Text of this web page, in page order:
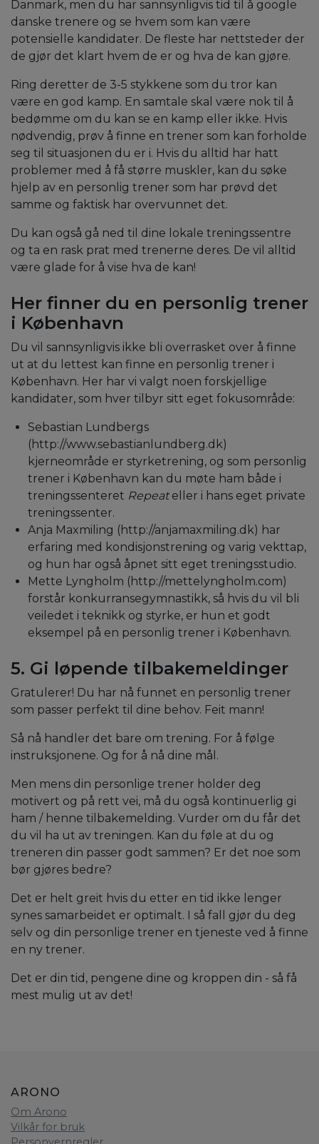
Danmark, men du har sannsynligvis tid til å google
danske trenere og se hvem som kan være
potensielle kandidater. De fleste har nettsteder der
de gjør det klart hvem de er og hva de kan gjøre.
Ring deretter de 3-5 stykkene som du tror kan
være en god kamp. En samtale skal være nok til å
bedømme om du kan se en kamp eller ikke. Hvis
nødvendig, prøv å finne en trener som kan forholde
seg til situasjonen du er i. Hvis du alltid har hatt
problemer med å få større muskler, kan du søke
hjelp av en personlig trener som har prøvd det
samme og faktisk har overvunnet det.
Du kan også gå ned til dine lokale treningssentre
og ta en rask prat med trenerne deres. De vil alltid
være glade for å vise hva de kan!
Her finner du en personlig trener
i København
Du vil sannsynligvis ikke bli overrasket over å finne
ut at du lettest kan finne en personlig trener i
København. Her har vi valgt noen forskjellige
kandidater, som hver tilbyr sitt eget fokusområde:
Sebastian Lundbergs
(http://www.sebastianlundberg.dk)
kjerneområde er styrketrening, og som personlig
trener i København kan du møte ham både i
treningssenteret Repeat eller i hans eget private
treningssenter.
Anja Maxmiling (http://anjamaxmiling.dk) har
erfaring med kondisjonstrening og varig vekttap,
og hun har også åpnet sitt eget treningsstudio.
Mette Lyngholm (http://mettelyngholm.com)
forstår konkurransegymnastikk, så hvis du vil bli
veiledet i teknikk og styrke, er hun et godt
eksempel på en personlig trener i København.
5. Gi løpende tilbakemeldinger
Gratulerer! Du har nå funnet en personlig trener
som passer perfekt til dine behov. Feit mann!
Så nå handler det bare om trening. For å følge
instruksjonene. Og for å nå dine mål.
Men mens din personlige trener holder deg
motivert og på rett vei, må du også kontinuerlig gi
ham / henne tilbakemelding. Vurder om du får det
du vil ha ut av treningen. Kan du føle at du og
treneren din passer godt sammen? Er det noe som
bør gjøres bedre?
Det er helt greit hvis du etter en tid ikke lenger
synes samarbeidet er optimalt. I så fall gjør du deg
selv og din personlige trener en tjeneste ved å finne
en ny trener.
Det er din tid, pengene dine og kroppen din - så få
mest mulig ut av det!
ARONO
Om Arono
Vilkår for bruk